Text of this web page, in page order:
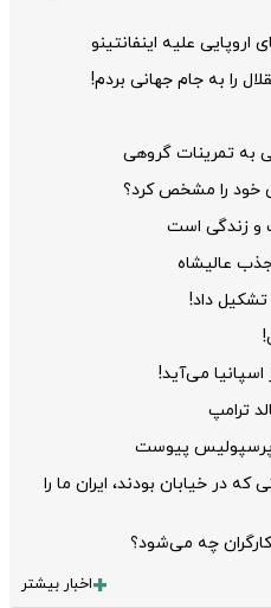
اروپایی علیه اینفانتینو
را به جام جهانی بردم!
به تمرینات گروهی
خود را مشخص کرد؟
و زندگی است
عالیشاه
داد!
می‌آید!
ترامپ
پیوست
در خیابان بودند، ایران ما را
چه می‌شود؟
اخبار بیشتر